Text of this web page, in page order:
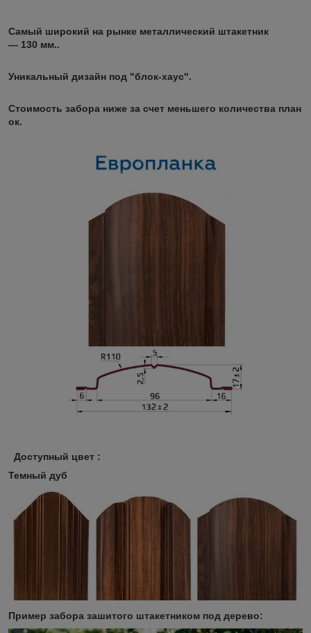
Самый широкий на рынке металлический штакетник
— 130 мм..
Уникальный дизайн под "блок-хаус".
Стоимость забора ниже за счет меньшего количества план
ок.
Доступный цвет :
Темный дуб
Пример забора зашитого штакетником под дерево: